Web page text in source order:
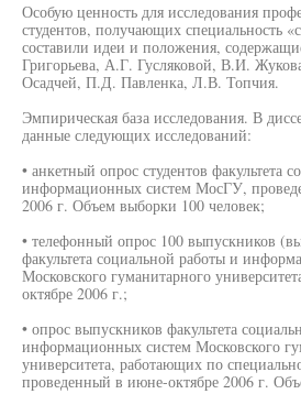
Особую ценность для исследования
студентов, получающих специальность
составили идеи и положения,
Григорьева, А.Г. Гусляковой, В.И.
Осадчей, П.Д. Павленка, Л.В. Топчия.
Эмпирическая база исследования. В
данные следующих исследований:
• анкетный опрос студентов факультета
информационных систем МосГУ,
2006 г. Объем выборки 100 человек;
• телефонный опрос 100 выпускников
факультета социальной работы и
Московского гуманитарного
октябре 2006 г.;
• опрос выпускников факультета
информационных систем Московского
университета, работающих по
проведенный в июне-октябре 2006 г.